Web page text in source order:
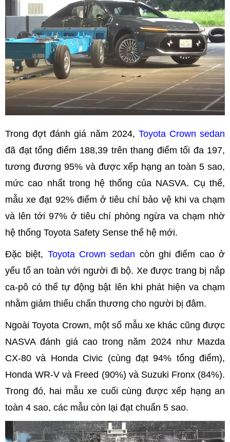
Trong đợt đánh giá năm 2024, Toyota Crown sedan
đã đạt tổng điểm 188,39 trên thang điểm tối đa 197,
tương đương 95% và được xếp hạng an toàn 5 sao,
mức cao nhất trong hệ thống của NASVA. Cụ thể,
mẫu xe đạt 92% điểm ở tiêu chí bảo vệ khi va chạm
và lên tới 97% ở tiêu chí phòng ngừa va chạm nhờ
hệ thống Toyota Safety Sense thế hệ mới.
Đặc biệt, Toyota Crown sedan còn ghi điểm cao ở
yếu tố an toàn với người đi bộ. Xe được trang bị nắp
ca-pô có thể tự động bật lên khi phát hiện va chạm
nhằm giảm thiểu chấn thương cho người bị đâm.
Ngoài Toyota Crown, một số mẫu xe khác cũng được
NASVA đánh giá cao trong năm 2024 như Mazda
CX-80 và Honda Civic (cùng đạt 94% tổng điểm),
Honda WR-V và Freed (90%) và Suzuki Fronx (84%).
Trong đó, hai mẫu xe cuối cùng được xếp hạng an
toàn 4 sao, các mẫu còn lại đạt chuẩn 5 sao.